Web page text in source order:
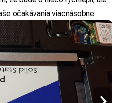
očakávania viacnásobne.